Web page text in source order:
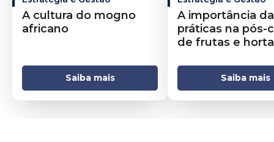
A cultura do mogno
africano
Saiba mais
A importância
práticas na pós-
de frutas e
Saiba mais